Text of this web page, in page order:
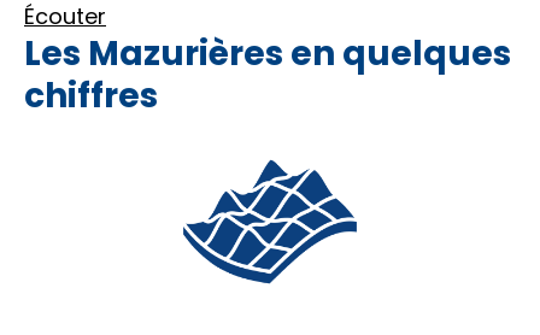
Écouter
Les Mazurières en quelques
chiffres